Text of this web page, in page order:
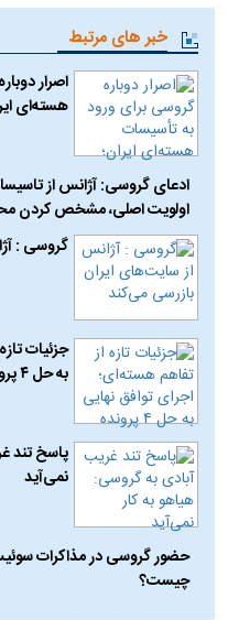
خبر های مرتبط
اصرار
هسته‌ای
ادعای گروسی: آژانس از
اولویت اصلی، مشخص کردن محل
گروسی :
جزئیات
به حل ۴ پرونده گره خورد
پاسخ تند
نمی‌آید
حضور گروسی در مذاکرات
چیست؟